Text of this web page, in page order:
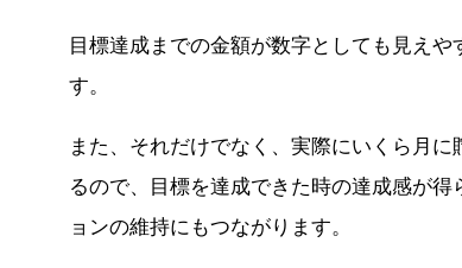
目標達成までの金額が数字としても見え
す。
また、それだけでなく、実際にいくら月
るので、目標を達成できた時の達成感が
ョンの維持にもつながります。